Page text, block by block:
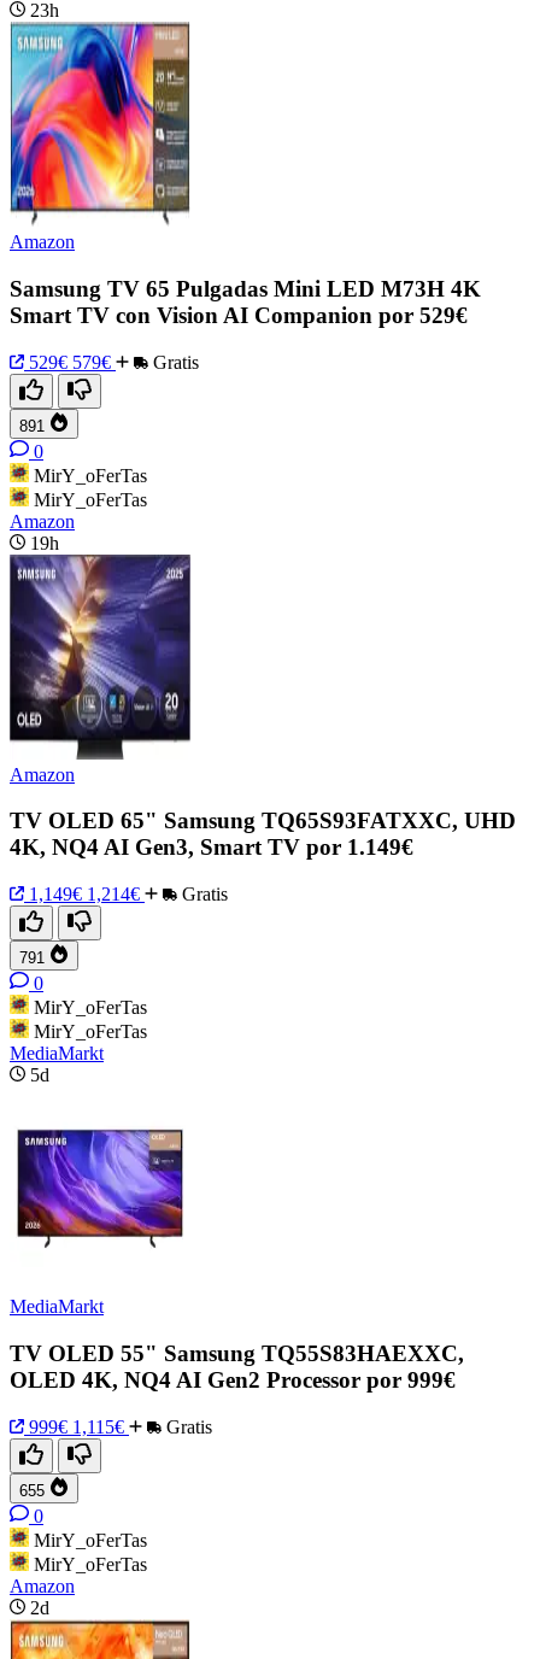
23h
Amazon
Samsung TV 65 Pulgadas Mini LED M73H 4K
Smart TV con Vision AI Companion por 529€
529€ 579€ Gratis
891
0
MirY_oFerTas
MirY_oFerTas
Amazon
19h
Amazon
TV OLED 65" Samsung TQ65S93FATXXC, UHD
4K, NQ4 AI Gen3, Smart TV por 1.149€
1,149€ 1,214€ Gratis
791
0
MirY_oFerTas
MirY_oFerTas
MediaMarkt
5d
MediaMarkt
TV OLED 55" Samsung TQ55S83HAEXXC,
OLED 4K, NQ4 AI Gen2 Processor por 999€
999€ 1,115€ Gratis
655
0
MirY_oFerTas
MirY_oFerTas
Amazon
2d